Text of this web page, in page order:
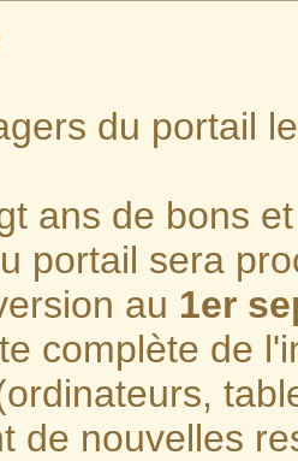
du portail
ans de bons
portail sera
au 1er
complète de
de nouvelles